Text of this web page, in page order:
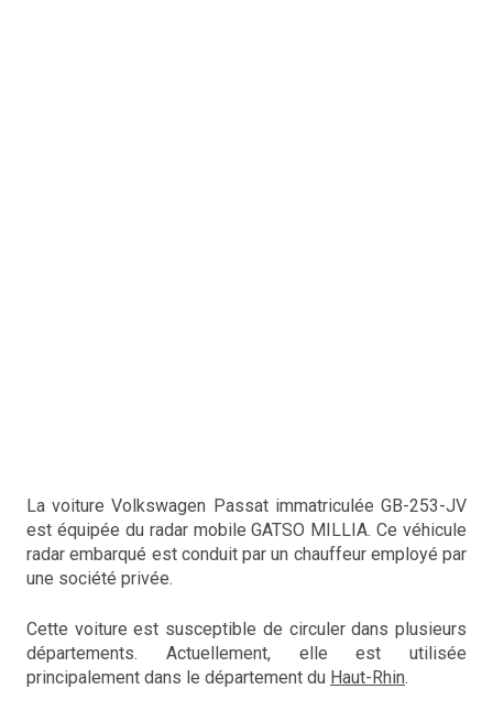
La voiture Volkswagen Passat immatriculée GB-253-JV
est équipée du radar mobile GATSO MILLIA. Ce véhicule
radar embarqué est conduit par un chauffeur employé par
une société privée.
Cette voiture est susceptible de circuler dans plusieurs
départements. Actuellement, elle est utilisée
principalement dans le département du Haut-Rhin.